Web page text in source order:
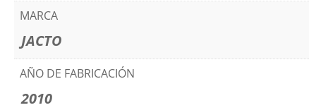
MARCA
JACTO
AÑO DE FABRICACIÓN
2010